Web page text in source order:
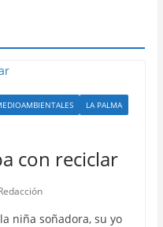
LA PALMA
con reciclar
niña soñadora, su yo